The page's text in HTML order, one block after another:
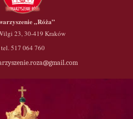
„Róża”
23, 30-419 Kraków
tel. 517 064 760